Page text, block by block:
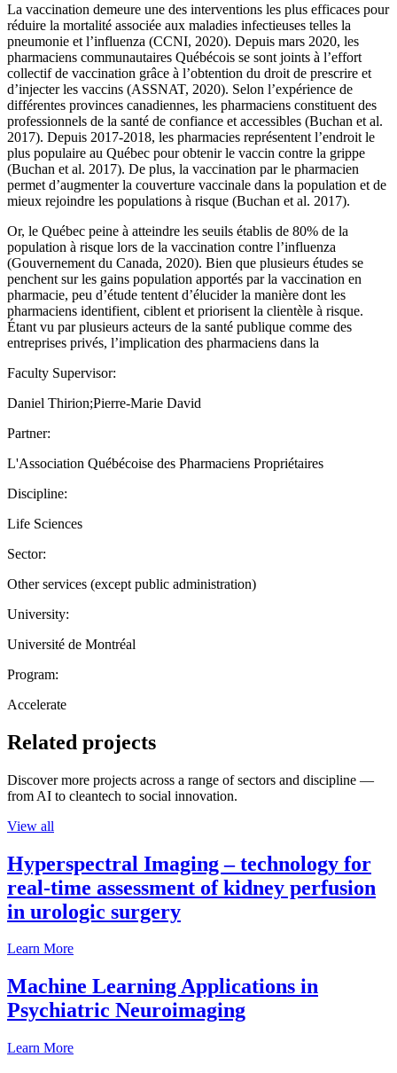
La vaccination demeure une des interventions les plus efficaces pour
réduire la mortalité associée aux maladies infectieuses telles la
pneumonie et l’influenza (CCNI, 2020). Depuis mars 2020, les
pharmaciens communautaires Québécois se sont joints à l’effort
collectif de vaccination grâce à l’obtention du droit de prescrire et
d’injecter les vaccins (ASSNAT, 2020). Selon l’expérience de
différentes provinces canadiennes, les pharmaciens constituent des
professionnels de la santé de confiance et accessibles (Buchan et al.
2017). Depuis 2017-2018, les pharmacies représentent l’endroit le
plus populaire au Québec pour obtenir le vaccin contre la grippe
(Buchan et al. 2017). De plus, la vaccination par le pharmacien
permet d’augmenter la couverture vaccinale dans la population et de
mieux rejoindre les populations à risque (Buchan et al. 2017).
Or, le Québec peine à atteindre les seuils établis de 80% de la
population à risque lors de la vaccination contre l’influenza
(Gouvernement du Canada, 2020). Bien que plusieurs études se
penchent sur les gains population apportés par la vaccination en
pharmacie, peu d’étude tentent d’élucider la manière dont les
pharmaciens identifient, ciblent et priorisent la clientèle à risque.
Étant vu par plusieurs acteurs de la santé publique comme des
entreprises privés, l’implication des pharmaciens dans la
Faculty Supervisor:
Daniel Thirion;Pierre-Marie David
Partner:
L'Association Québécoise des Pharmaciens Propriétaires
Discipline:
Life Sciences
Sector:
Other services (except public administration)
University:
Université de Montréal
Program:
Accelerate
Related projects
Discover more projects across a range of sectors and discipline —
from AI to cleantech to social innovation.
View all
Hyperspectral Imaging – technology for
real-time assessment of kidney perfusion
in urologic surgery
Learn More
Machine Learning Applications in
Psychiatric Neuroimaging
Learn More